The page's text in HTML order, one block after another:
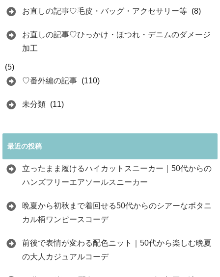
お直しの記事♡毛皮・バッグ・アクセサリー等 (8)
お直しの記事♡ひっかけ・ほつれ・デニムのダメージ
加工
(5)
♡番外編の記事 (110)
未分類 (11)
最近の投稿
立ったまま履けるハイカットスニーカー｜50代からの
ハンズフリーエアソールスニーカー
晩夏から初秋まで着回せる50代からのシアーなボタニ
カル柄ワンピースコーデ
前後で表情が変わる配色ニット｜50代から楽しむ晩夏
の大人カジュアルコーデ